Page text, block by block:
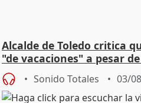
Alcalde de Toledo critica
"de vacaciones" a pesar
Sonido Totales 03/